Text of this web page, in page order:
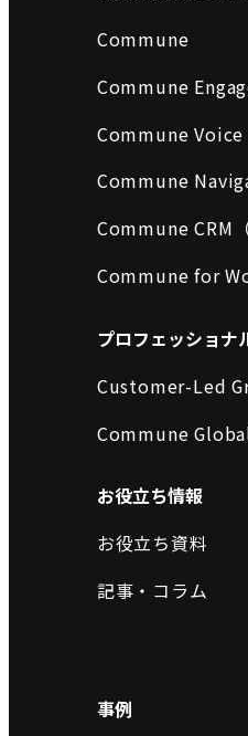
Commune
Commune
Commune Voice
Commune
Commune CRM
Commune for
プロフェッショナ
Customer-Led
Commune
お役立ち情報
お役立ち資料
記事・コラム
事例